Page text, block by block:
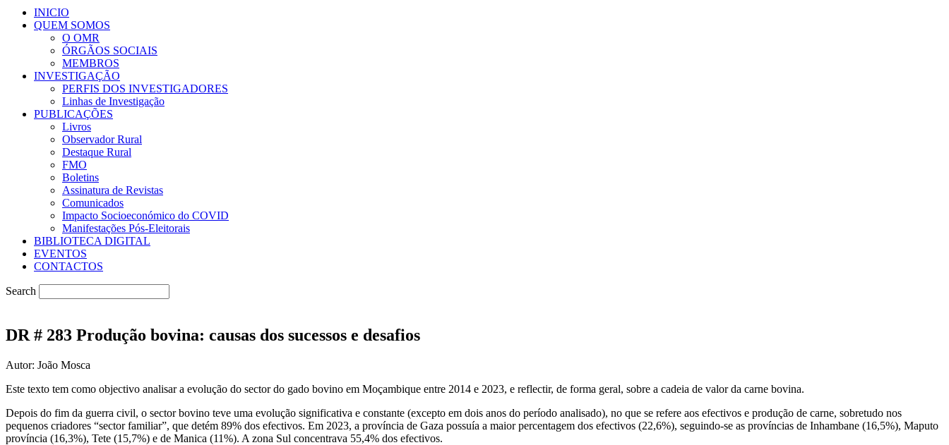
INICIO
QUEM SOMOS
O OMR
ÓRGÃOS SOCIAIS
MEMBROS
INVESTIGAÇÃO
PERFIS DOS INVESTIGADORES
Linhas de Investigação
PUBLICAÇÕES
Livros
Observador Rural
Destaque Rural
FMO
Boletins
Assinatura de Revistas
Comunicados
Impacto Socioeconómico do COVID
Manifestações Pós-Eleitorais
BIBLIOTECA DIGITAL
EVENTOS
CONTACTOS
Search
DR # 283 Produção bovina: causas dos sucessos e desafios
Autor: João Mosca
Este texto tem como objectivo analisar a evolução do sector do gado bovino em Moçambique entre 2014 e 2023, e reflectir, de forma geral, sobre a cadeia de valor da carne bovina.
Depois do fim da guerra civil, o sector bovino teve uma evolução significativa e constante (excepto em dois anos do período analisado), no que se refere aos efectivos e produção de carne, sobretudo nos
pequenos criadores “sector familiar”, que detém 89% dos efectivos. Em 2023, a província de Gaza possuía a maior percentagem dos efectivos (22,6%), seguindo-se as províncias de Inhambane (16,5%), Maputo
província (16,3%), Tete (15,7%) e de Manica (11%). A zona Sul concentrava 55,4% dos efectivos.